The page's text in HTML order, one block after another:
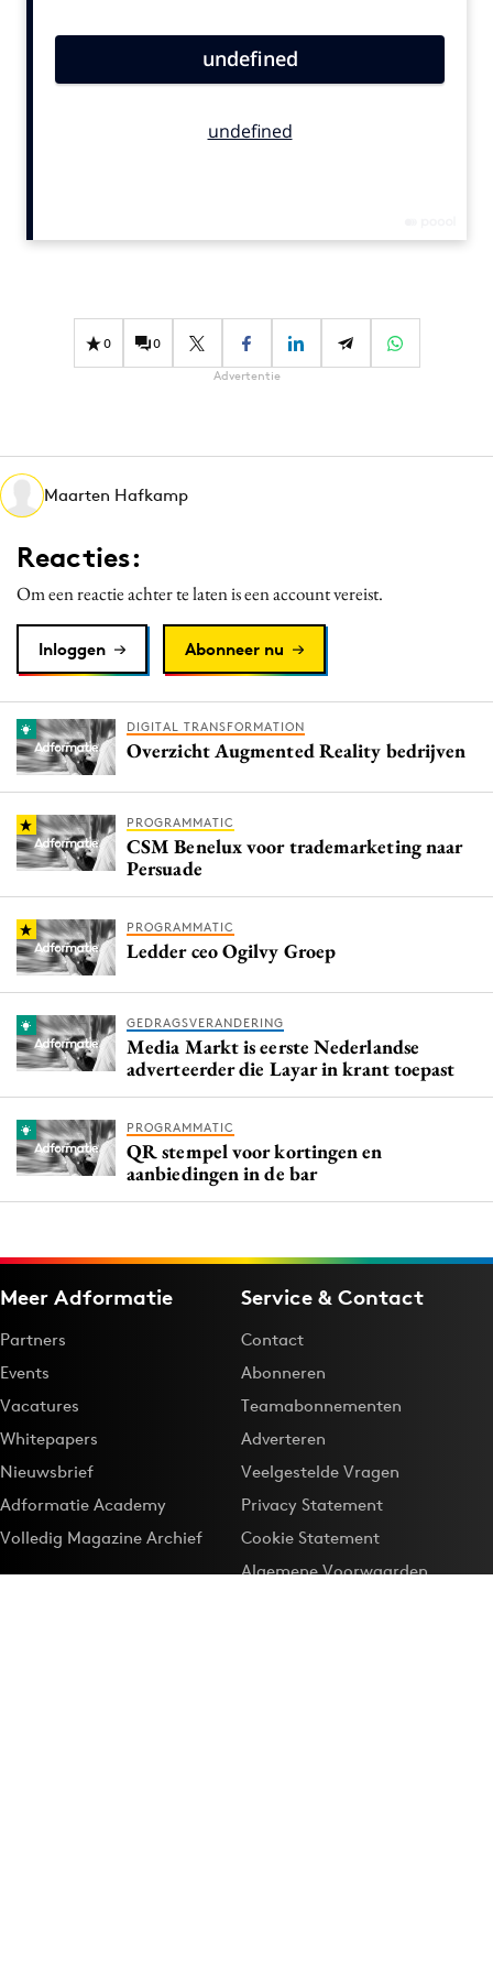
Carriere
Diversiteit
Interne communicatie
Martech
Media
Merkstrategie
PR
Purpose Marketing
Reputatie & crisis
0 0
Advertentie
Maarten Hafkamp
Reacties:
Om een reactie achter te laten is een account vereist.
Inloggen Abonneer nu
DIGITAL TRANSFORMATION
Overzicht Augmented Reality bedrijven
PROGRAMMATIC
CSM Benelux voor trademarketing naar
Persuade
PROGRAMMATIC
Ledder ceo Ogilvy Groep
GEDRAGSVERANDERING
Media Markt is eerste Nederlandse
adverteerder die Layar in krant toepast
PROGRAMMATIC
QR stempel voor kortingen en
aanbiedingen in de bar
Meer Adformatie
Partners
Events
Vacatures
Whitepapers
Nieuwsbrief
Adformatie Academy
Volledig Magazine Archief
Service & Contact
Contact
Abonneren
Teamabonnementen
Adverteren
Veelgestelde Vragen
Privacy Statement
Cookie Statement
Algemene Voorwaarden